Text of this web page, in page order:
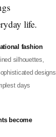
life.
fashion
silhouettes,
designs
days
become